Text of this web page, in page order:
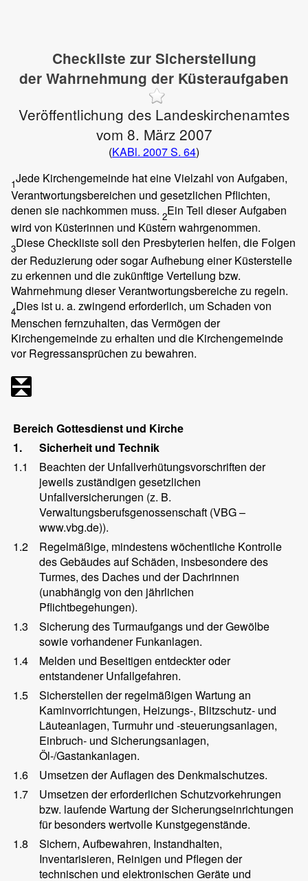
Checkliste zur Sicherstellung
der Wahrnehmung der Küsteraufgaben
Veröffentlichung des Landeskirchenamtes
vom 8. März 2007
(KABl. 2007 S. 64)
1Jede Kirchengemeinde hat eine Vielzahl von Aufgaben,
Verantwortungsbereichen und gesetzlichen Pflichten,
denen sie nachkommen muss. 2Ein Teil dieser Aufgaben
wird von Küsterinnen und Küstern wahrgenommen.
3Diese Checkliste soll den Presbyterien helfen, die Folgen
der Reduzierung oder sogar Aufhebung einer Küsterstelle
zu erkennen und die zukünftige Verteilung bzw.
Wahrnehmung dieser Verantwortungsbereiche zu regeln.
4Dies ist u. a. zwingend erforderlich, um Schaden von
Menschen fernzuhalten, das Vermögen der
Kirchengemeinde zu erhalten und die Kirchengemeinde
vor Regressansprüchen zu bewahren.
Bereich Gottesdienst und Kirche
1.
Sicherheit und Technik
1.1
Beachten der Unfallverhütungsvorschriften der
jeweils zuständigen gesetzlichen
Unfallversicherungen (z. B.
Verwaltungsberufsgenossenschaft (VBG –
www.vbg.de)).
1.2
Regelmäßige, mindestens wöchentliche Kontrolle
des Gebäudes auf Schäden, insbesondere des
Turmes, des Daches und der Dachrinnen
(unabhängig von den jährlichen
Pflichtbegehungen).
1.3
Sicherung des Turmaufgangs und der Gewölbe
sowie vorhandener Funkanlagen.
1.4
Melden und Beseitigen entdeckter oder
entstandener Unfallgefahren.
1.5
Sicherstellen der regelmäßigen Wartung an
Kaminvorrichtungen, Heizungs-, Blitzschutz- und
Läuteanlagen, Turmuhr und -steuerungsanlagen,
Einbruch- und Sicherungsanlagen,
Öl-/Gastankanlagen.
1.6
Umsetzen der Auflagen des Denkmalschutzes.
1.7
Umsetzen der erforderlichen Schutzvorkehrungen
bzw. laufende Wartung der Sicherungseinrichtungen
für besonders wertvolle Kunstgegenstände.
1.8
Sichern, Aufbewahren, Instandhalten,
Inventarisieren, Reinigen und Pflegen der
technischen und elektronischen Geräte und